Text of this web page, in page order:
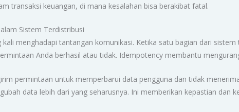
transaksi keuangan, di mana kesalahan bisa berakibat fatal.
Sistem Terdistribusi
menghadapi tantangan komunikasi. Ketika satu bagian dari
Anda berhasil atau tidak. Idempotency membantu
permintaan untuk memperbarui data pengguna dan tidak
data lebih dari yang seharusnya. Ini memberikan kepastian dan